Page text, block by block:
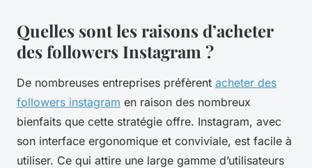
Quelles sont les raisons d’acheter
des followers Instagram ?
De nombreuses entreprises préfèrent acheter des
followers instagram en raison des nombreux
bienfaits que cette stratégie offre. Instagram, avec
son interface ergonomique et conviviale, est facile à
utiliser. Ce qui attire une large gamme d’utilisateurs